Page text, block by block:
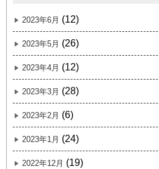
2023年6月 (12)
2023年5月 (26)
2023年4月 (12)
2023年3月 (28)
2023年2月 (6)
2023年1月 (24)
2022年12月 (19)